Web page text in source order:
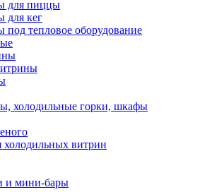
для пиццы
для кег
под тепловое оборудование
холодильные горки, шкафы
витрин
и мини-бары